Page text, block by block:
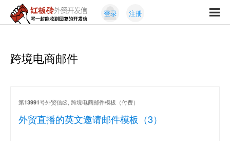
红
外
信
封
能
登录 注册
跨境电商邮件
外贸直播的英文邀请邮件模板（3）
第13991号外贸信函, 跨境电商邮件模板（付费）